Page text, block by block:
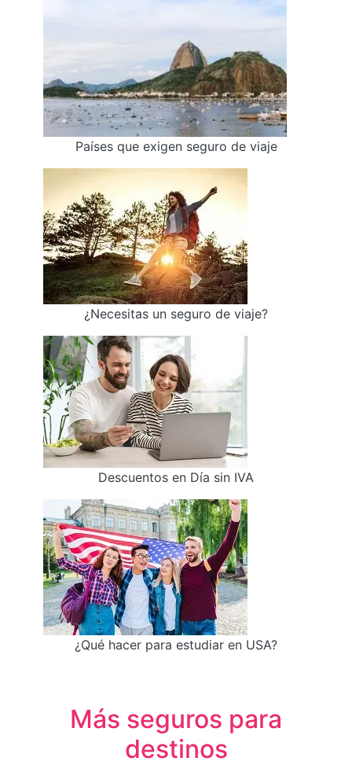
Países que exigen seguro de viaje
¿Necesitas un seguro de viaje?
Descuentos en Día sin IVA
¿Qué hacer para estudiar en USA?
Más seguros para
destinos